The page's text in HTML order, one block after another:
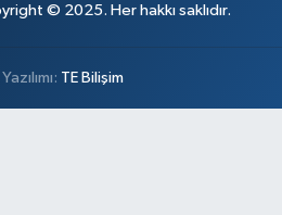
© 2025. Her hakkı saklıdır.
TE Bilişim